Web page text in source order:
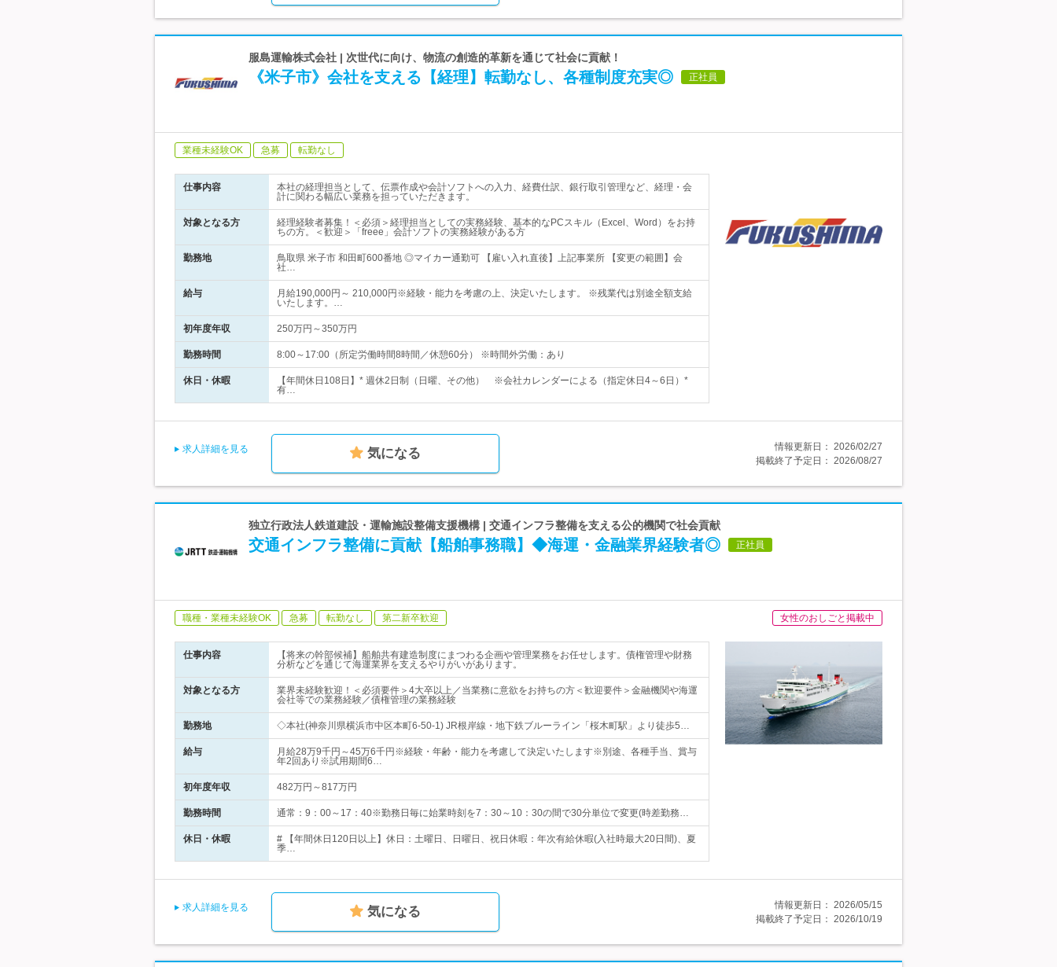
服島運輸株式会社 | 次世代に向け、物流の創造的革新を通じて社会に貢献！
《米子市》会社を支える【経理】転勤なし、各種制度充実◎ 正社員
業種未経験OK 急募 転勤なし
仕事内容
本社の経理担当として、伝票作成や会計ソフトへの入力、経費仕訳、銀行取引管理など、経理・会
計に関わる幅広い業務を担っていただきます。
対象となる方
経理経験者募集！＜必須＞経理担当としての実務経験、基本的なPCスキル（Excel、Word）をお持
ちの方。＜歓迎＞「freee」会計ソフトの実務経験がある方
勤務地
鳥取県 米子市 和田町600番地 ◎マイカー通勤可 【雇い入れ直後】上記事業所 【変更の範囲】会
社…
給与
月給190,000円～ 210,000円※経験・能力を考慮の上、決定いたします。 ※残業代は別途全額支給
いたします。…
初年度年収 250万円～350万円
勤務時間 8:00～17:00（所定労働時間8時間／休憩60分） ※時間外労働：あり
休日・休暇
【年間休日108日】* 週休2日制（日曜、その他） ※会社カレンダーによる（指定休日4～6日）*
有…
求人詳細を見る 気になる 情報更新日： 2026/02/27
掲載終了予定日： 2026/08/27
独立行政法人鉄道建設・運輸施設整備支援機構 | 交通インフラ整備を支える公的機関で社会貢献
交通インフラ整備に貢献【船舶事務職】◆海運・金融業界経験者◎ 正社員
職種・業種未経験OK 急募 転勤なし 第二新卒歓迎 女性のおしごと掲載中
仕事内容
【将来の幹部候補】船舶共有建造制度にまつわる企画や管理業務をお任せします。債権管理や財務
分析などを通じて海運業界を支えるやりがいがあります。
対象となる方
業界未経験歓迎！＜必須要件＞4大卒以上／当業務に意欲をお持ちの方＜歓迎要件＞金融機関や海運
会社等での業務経験／債権管理の業務経験
勤務地 ◇本社(神奈川県横浜市中区本町6-50-1) JR根岸線・地下鉄ブルーライン「桜木町駅」より徒歩5…
給与
月給28万9千円～45万6千円※経験・年齢・能力を考慮して決定いたします※別途、各種手当、賞与
年2回あり※試用期間6…
初年度年収 482万円～817万円
勤務時間 通常：9：00～17：40※勤務日毎に始業時刻を7：30～10：30の間で30分単位で変更(時差勤務…
休日・休暇
# 【年間休日120日以上】休日：土曜日、日曜日、祝日休暇：年次有給休暇(入社時最大20日間)、夏
季…
求人詳細を見る 気になる 情報更新日： 2026/05/15
掲載終了予定日： 2026/10/19